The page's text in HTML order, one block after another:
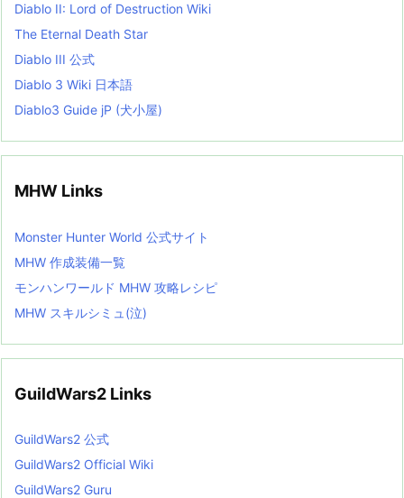
Diablo II: Lord of Destruction Wiki
The Eternal Death Star
Diablo III 公式
Diablo 3 Wiki 日本語
Diablo3 Guide jP (犬小屋)
MHW Links
Monster Hunter World 公式サイト
MHW 作成装備一覧
モンハンワールド MHW 攻略レシピ
MHW スキルシミュ(泣)
GuildWars2 Links
GuildWars2 公式
GuildWars2 Official Wiki
GuildWars2 Guru